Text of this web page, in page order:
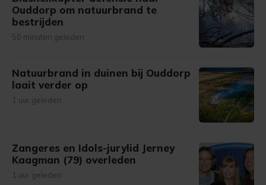
Ouddorp om natuurbrand te
bestrijden
50 minuten geleden
Natuurbrand in duinen bij Ouddorp
laait verder op
1 uur geleden
Zangeres en Idols-jurylid Jerney
Kaagman (79) overleden
1 uur geleden